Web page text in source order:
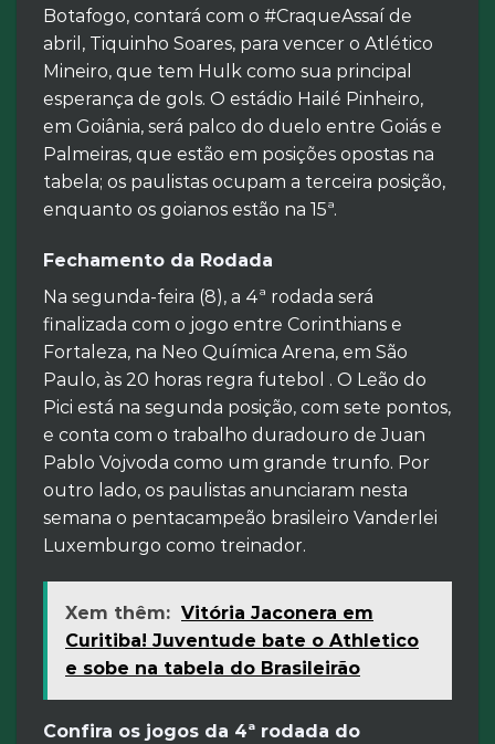
Botafogo, contará com o #CraqueAssaí de
abril, Tiquinho Soares, para vencer o Atlético
Mineiro, que tem Hulk como sua principal
esperança de gols. O estádio Hailé Pinheiro,
em Goiânia, será palco do duelo entre Goiás e
Palmeiras, que estão em posições opostas na
tabela; os paulistas ocupam a terceira posição,
enquanto os goianos estão na 15ª.
Fechamento da Rodada
Na segunda-feira (8), a 4ª rodada será
finalizada com o jogo entre Corinthians e
Fortaleza, na Neo Química Arena, em São
Paulo, às 20 horas regra futebol . O Leão do
Pici está na segunda posição, com sete pontos,
e conta com o trabalho duradouro de Juan
Pablo Vojvoda como um grande trunfo. Por
outro lado, os paulistas anunciaram nesta
semana o pentacampeão brasileiro Vanderlei
Luxemburgo como treinador.
Xem thêm: Vitória Jaconera em
Curitiba! Juventude bate o Athletico
e sobe na tabela do Brasileirão
Confira os jogos da 4ª rodada do